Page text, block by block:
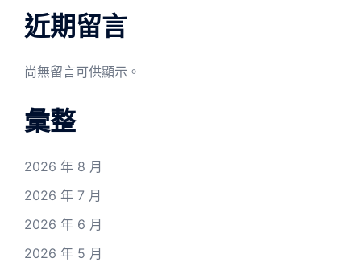
近期留言
尚無留言可供顯示。
彙整
2026 年 8 月
2026 年 7 月
2026 年 6 月
2026 年 5 月